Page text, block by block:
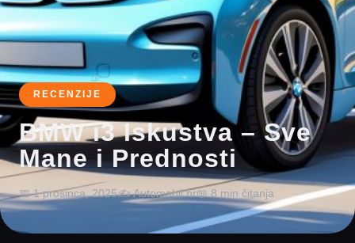
RECENZIJE
BMW i3 Iskustva – Sve
Mane i Prednosti
📅 1 prosinca, 2025✍️ Automobil.hr📖 8 min čitanja